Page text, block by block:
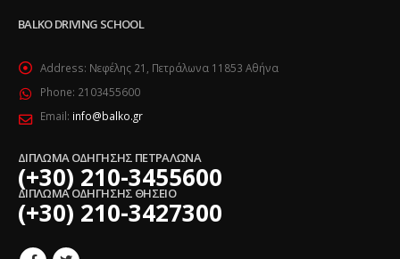
BALKO DRIVING SCHOOL
Address: Νεφέλης 21, Πετράλωνα 11853 Αθήνα
Phone: 2103455600
Email: info@balko.gr
ΔΙΠΛΩΜΑ ΟΔΗΓΗΣΗΣ ΠΕΤΡΑΛΩΝΑ
(+30) 210-3455600
ΔΙΠΛΩΜΑ ΟΔΗΓΗΣΗΣ ΘΗΣΕΙΟ
(+30) 210-3427300